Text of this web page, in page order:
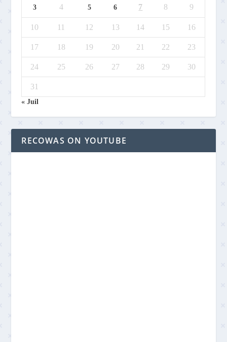
3 4 5 6 7 8 9
10 11 12 13 14 15 16
17 18 19 20 21 22 23
24 25 26 27 28 29 30
31
« Juil
RECOWAS ON YOUTUBE